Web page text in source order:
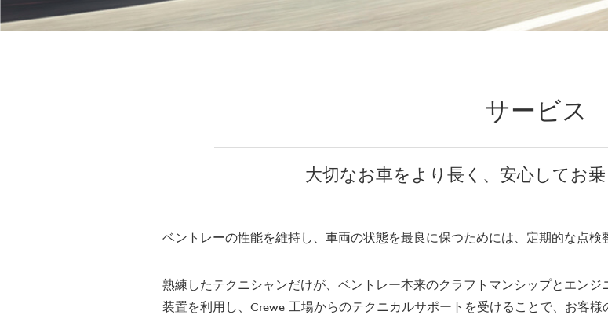
サービス
大切なお車をより長く、安心してお
ベントレーの性能を維持し、車両の状態を最良に保つためには、定期的な点検
熟練したテクニシャンだけが、ベントレー本来のクラフトマンシップとエン
装置を利用し、Crewe 工場からのテクニカルサポートを受けることで、お客